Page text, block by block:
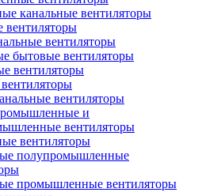
канальные вентиляторы
вентиляторы
бытовые вентиляторы
вентиляторы
вентиляторы
и
вентиляторы
вентиляторы
полупромышленные
промышленные вентиляторы